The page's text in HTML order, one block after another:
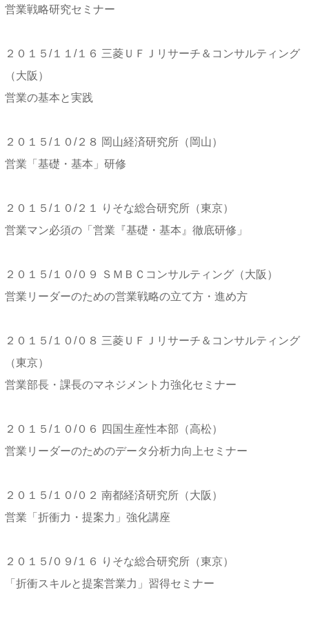
営業戦略研究セミナー
２０１５/１１/１６ 三菱ＵＦＪリサーチ＆コンサルティング
（大阪）
営業の基本と実践
２０１５/１０/２８ 岡山経済研究所（岡山）
営業「基礎・基本」研修
２０１５/１０/２１ りそな総合研究所（東京）
営業マン必須の「営業『基礎・基本』徹底研修」
２０１５/１０/０９ ＳＭＢＣコンサルティング（大阪）
営業リーダーのための営業戦略の立て方・進め方
２０１５/１０/０８ 三菱ＵＦＪリサーチ＆コンサルティング
（東京）
営業部長・課長のマネジメント力強化セミナー
２０１５/１０/０６ 四国生産性本部（高松）
営業リーダーのためのデータ分析力向上セミナー
２０１５/１０/０２ 南都経済研究所（大阪）
営業「折衝力・提案力」強化講座
２０１５/０９/１６ りそな総合研究所（東京）
「折衝スキルと提案営業力」習得セミナー